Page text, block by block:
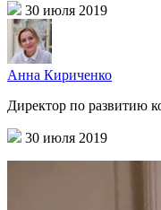
30 июля 2019
Анна Кириченко
Директор по развитию
30 июля 2019